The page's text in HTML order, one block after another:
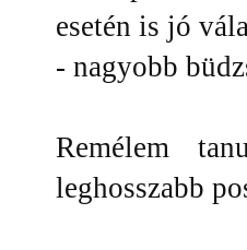
esetén is jó
- nagyobb
Remélem
leghosszabb